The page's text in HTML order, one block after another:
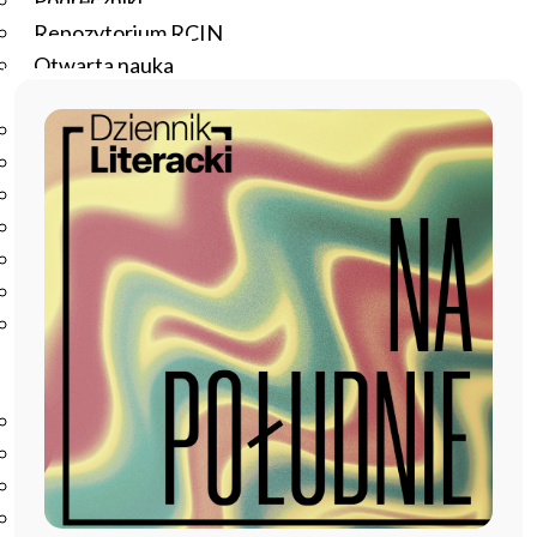
Repozytorium RCIN
Otwarta nauka
Studia podyplomowe
Szkolenia
Szkoła Doktorska Anthropos
Erasmus
Olimpiada Literatury i Języka Polskiego
Olimpiada Literatury i Języka Polskiego dla Szkół
Podstawowych
Biblioteka
O bibliotece
Godziny otwarcia
Katalog
Nowości